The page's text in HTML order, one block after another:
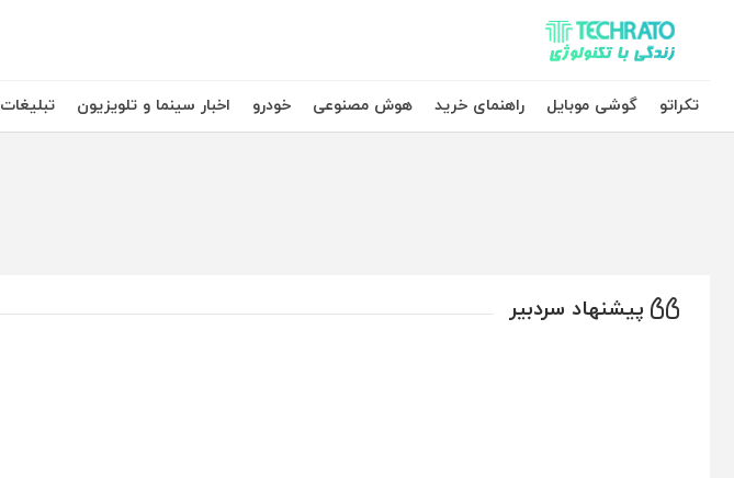
تکراتو – زندگی با تکنولوژی
تکراتو
گوشی موبایل راهنمای خرید هوش مصنوعی خودرو اخبار سینما و تلویزیون تبلیغات
پیشنهاد سردبیر